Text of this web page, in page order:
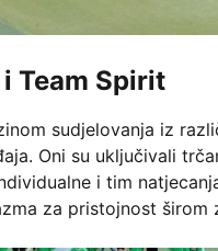
Team Spirit
sudjelovanja iz
Oni su uključivali
i tim
za pristojnost širom